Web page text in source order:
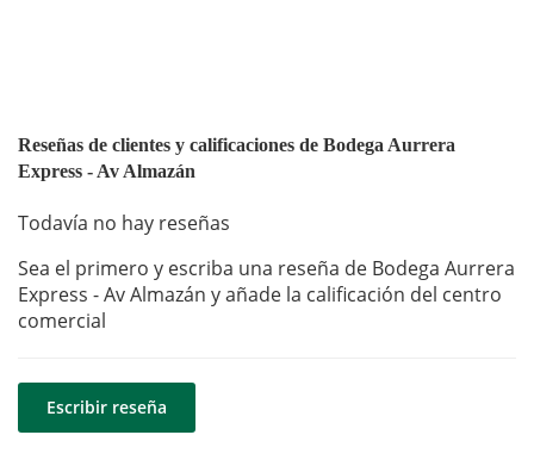
Reseñas de clientes y calificaciones de Bodega Aurrera
Express - Av Almazán
Todavía no hay reseñas
Sea el primero y escriba una reseña de Bodega Aurrera
Express - Av Almazán y añade la calificación del centro
comercial
Escribir reseña